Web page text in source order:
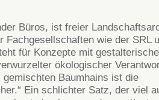
Büros, ist freier
Fachgesellschaften wie der SRL
für Konzepte mit
ökologischer
Baumhains ist die
Ein schlichter Satz, der viel